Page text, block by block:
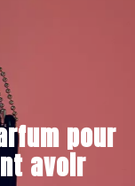
pour
avoir